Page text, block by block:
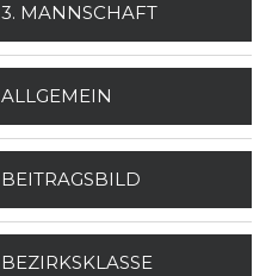
3. MANNSCHAFT
ALLGEMEIN
BEITRAGSBILD
BEZIRKSKLASSE